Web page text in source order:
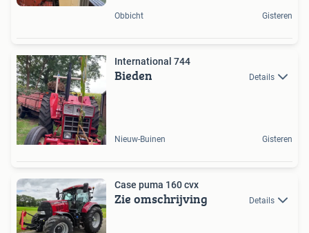
Obbicht Gisteren
International 744
Bieden Details
Nieuw-Buinen Gisteren
Case puma 160 cvx
Zie omschrijving Details